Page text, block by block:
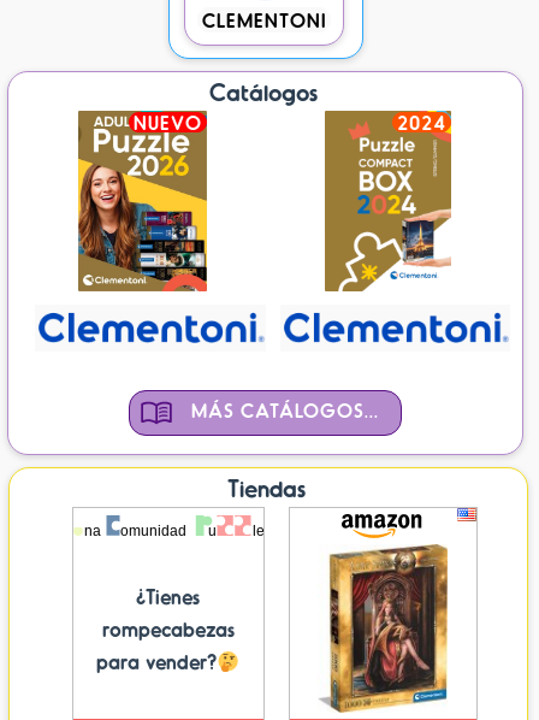
CLEMENTONI
Catálogos
NUEVO 2024
MÁS CATÁLOGOS...
Tiendas
¿Tienes
rompecabezas
para vender?